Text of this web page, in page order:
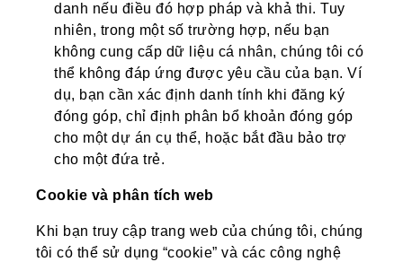
danh nếu điều đó hợp pháp và khả thi. Tuy
nhiên, trong một số trường hợp, nếu bạn
không cung cấp dữ liệu cá nhân, chúng tôi có
thể không đáp ứng được yêu cầu của bạn. Ví
dụ, bạn cần xác định danh tính khi đăng ký
đóng góp, chỉ định phân bổ khoản đóng góp
cho một dự án cụ thể, hoặc bắt đầu bảo trợ
cho một đứa trẻ.
Cookie và phân tích web
Khi bạn truy cập trang web của chúng tôi, chúng
tôi có thể sử dụng “cookie” và các công nghệ